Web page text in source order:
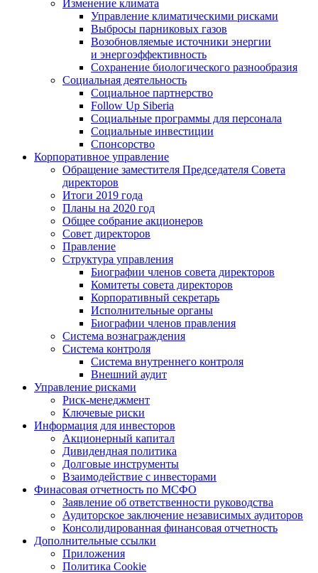
Изменение климата
Управление климатическими рисками
Выбросы парниковых газов
Возобновляемые источники энергии
и энергоэффективность
Сохранение биологического разнообразия
Социальная деятельность
Социальное партнерство
Follow Up Siberia
Социальные программы для персонала
Социальные инвестиции
Спонсорство
Корпоративное управление
Обращение заместителя Председателя Совета
директоров
Итоги 2019 года
Планы на 2020 год
Общее собрание акционеров
Совет директоров
Правление
Структура управления
Биографии членов совета директоров
Комитеты совета директоров
Корпоративный секретарь
Исполнительные органы
Биографии членов правления
Система вознаграждения
Система контроля
Система внутреннего контроля
Внешний аудит
Управление рисками
Риск-менеджмент
Ключевые риски
Информация для инвесторов
Акционерный капитал
Дивидендная политика
Долговые инструменты
Взаимодействие с инвеcторами
Финасовая отчетность по МСФО
Заявление об ответственности руководства
Аудиторское заключение независимых аудиторов
Консолидированная финансовая отчетность
Дополнительные ссылки
Приложения
Политика Cookie